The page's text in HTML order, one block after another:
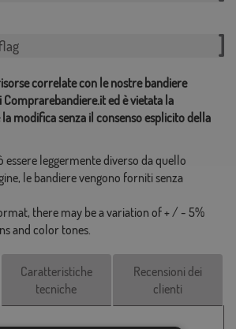
correlate con le nostre bandiere
ed è vietata la
modifica senza il consenso esplicito della
leggermente diverso da quello
le bandiere vengono forniti senza
there may be a variation of + / - 5%
and color tones.
Caratteristiche
tecniche
Recensioni dei
clienti